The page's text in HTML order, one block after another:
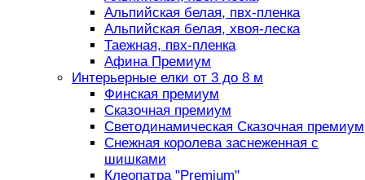
Альпийская белая, пвх-пленка
Альпийская белая, хвоя-леска
Таежная, пвх-пленка
Афина Премиум
Интерьерные елки от 3 до 8 м
Финская премиум
Сказочная премиум
Светодинамическая Сказочная премиум
Снежная королева заснеженная с
шишками
Клеопатра "Premium"